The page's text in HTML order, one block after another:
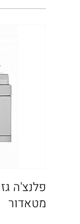
מטאדור